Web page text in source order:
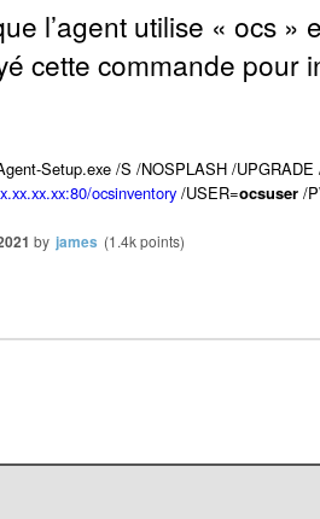
l’agent utilise « ocs
cette commande pour
Setup.exe /S /NOSPLASH /
ocsinventory /USER=ocsuser /
by james (1.4kpoints)